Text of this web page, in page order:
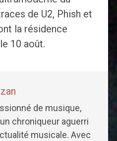
de U2, Phish et
la résidence
10 août.
de musique,
chroniqueur aguerri
musicale. Avec